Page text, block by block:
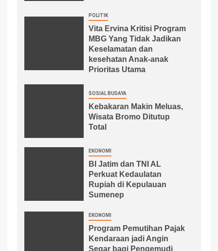
POLITIK
Vita Ervina Kritisi Program
MBG Yang Tidak Jadikan
Keselamatan dan
kesehatan Anak-anak
Prioritas Utama
SOSIAL BUDAYA
Kebakaran Makin Meluas,
Wisata Bromo Ditutup
Total
EKONOMI
BI Jatim dan TNI AL
Perkuat Kedaulatan
Rupiah di Kepulauan
Sumenep
EKONOMI
Program Pemutihan Pajak
Kendaraan jadi Angin
Segar bagi Pengemudi